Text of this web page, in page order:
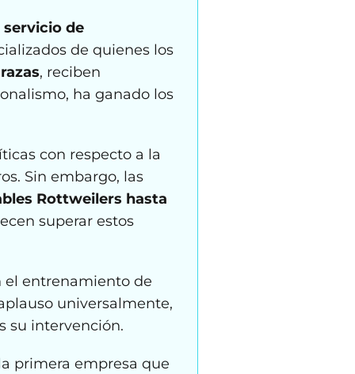
de
de quienes los
, reciben
ha ganado los
con respecto a la
Sin embargo, las
Rottweilers hasta
superar estos
el entrenamiento de
universalmente,
su intervención.
primera empresa que